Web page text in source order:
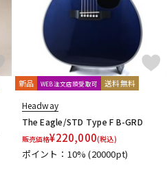
新品 WEB注文店頭受取可 送料無料
Headway
The Eagle/STD Type F B-GRD
販売価格¥220,000(税込)
ポイント：10%(20000pt)